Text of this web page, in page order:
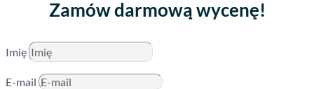
Zamów darmową wycenę!
Imię
E-mail